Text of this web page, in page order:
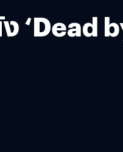
‘Dead